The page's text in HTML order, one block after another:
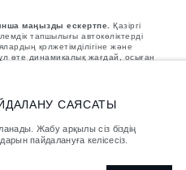
маңызды ескертпе.
Қазіргі
тапшылығы автокөліктерді
қолжетімділігіне және
өте динамикалық жағдай, осыған
растай алатын
салығын (ҚҚС) қосылған.
үшін жарамды.
САЯСАТЫ
Жабу арқылы сіз біздің
пайдалануға келісесіз.